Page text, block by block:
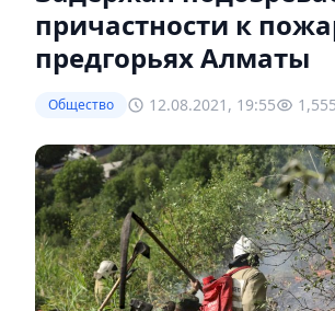
причастности к
предгорьях Алматы
Общество 12.08.2021, 19:55 1,555